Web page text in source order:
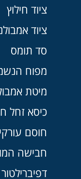
ציוד חילוץ
ציוד
סד תומס
מפוח
מיטת
כיסא זחל
חוסם
חבישה